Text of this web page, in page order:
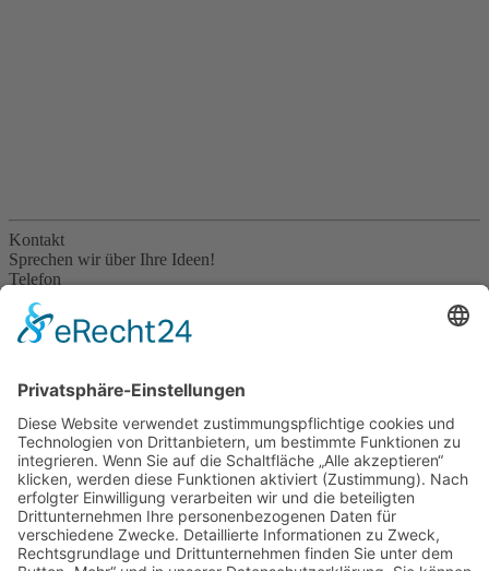
Kontakt
Sprechen wir über Ihre Ideen!
Telefon
08036 4133
E-Mail
info@strasser-holzhaus.de
Petzgersdorf 2
83083 Riedering bei Rosenheim
Telefon 08036 4133
E-Mailinfo@strasser-holzhaus.de